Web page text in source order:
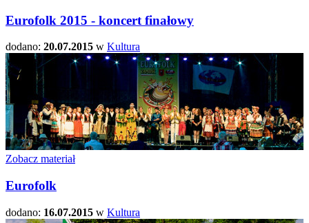
Eurofolk 2015 - koncert finałowy
dodano: 20.07.2015 w Kultura
Zobacz materiał
Eurofolk
dodano: 16.07.2015 w Kultura